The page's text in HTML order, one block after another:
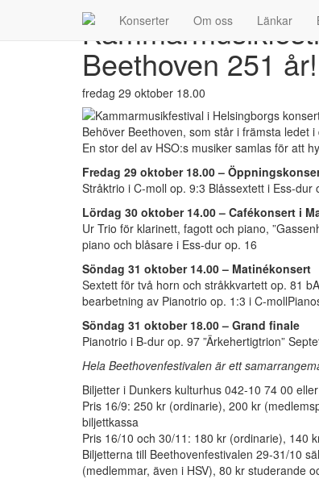
Konserter Om oss Länkar
Kammarmusikfestival
i
Helsingborgs
konserthus
Beethoven
251
år!
Beethoven 251 år!
fredag 29 oktober 18.00
Behöver Beethoven, som står i främsta ledet
En stor del av HSO:s musiker samlas för att
Fredag 29 oktober 18.00 –
Stråktrio i C-moll op. 9:3 Blåssextett i Ess-
Lördag 30 oktober 14.00 – Cafékonsert i
Ur Trio för klarinett, fagott och piano,
piano och blåsare i Ess-dur op. 16
Söndag 31 oktober 14.00 – Matinékonsert
Sextett för två horn och stråkkvartett op. 81
bearbetning av Pianotrio op. 1:3 i C-
Söndag 31 oktober 18.00 – Grand finale
Pianotrio i B-dur op. 97 ”Ärkehertigtrion”
Hela Beethovenfestivalen är ett
Biljetter i Dunkers kulturhus 042-10 74 00 eller
Pris 16/9: 250 kr (ordinarie), 200 kr
biljettkassa
Pris 16/10 och 30/11: 180 kr (ordinarie), 140
Biljetterna till Beethovenfestivalen 29-31/10
(medlemmar, även i HSV), 80 kr studerande